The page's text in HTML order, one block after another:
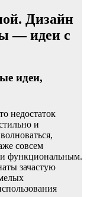
Дизайн
— идеи с
идеи,
недостаток
и
совсем
функциональным.
зачастую